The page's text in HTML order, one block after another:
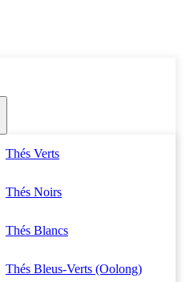
Thés Verts
Thés Noirs
Thés Blancs
Thés Bleus-Verts (Oolong)